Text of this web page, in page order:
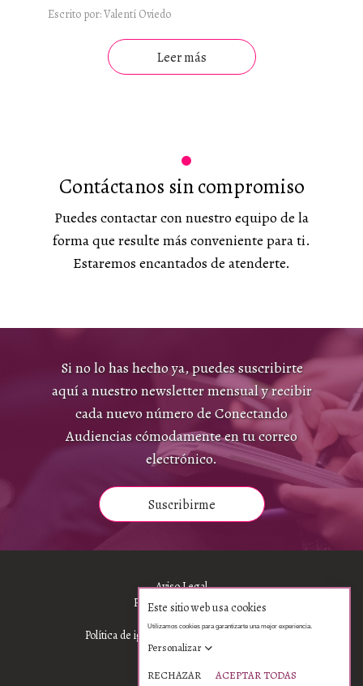
Escrito por: Valentí Oviedo
Leer más
Contáctanos sin compromiso
Puedes contactar con nuestro equipo de la
forma que resulte más conveniente para ti.
Estaremos encantados de atenderte.
Si no lo has hecho ya, puedes suscribirte
aquí a nuestro newsletter mensual y recibir
cada nuevo número de Conectando
Audiencias cómodamente en tu correo
electrónico.
Suscribirme
Aviso Legal
Política de privacidad
Política de igualdad, diversidad e inclusión
Newsletter
Contacto